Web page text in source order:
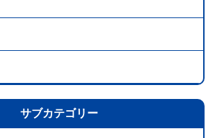
サブカテゴリー